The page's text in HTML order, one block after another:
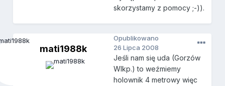
skorzystamy z pomocy ;-)).
mati1988k
Opublikowano
26 Lipca 2008
Jeśli nam się uda (Gorzów
Wlkp.) to weźmiemy
holownik 4 metrowy więc